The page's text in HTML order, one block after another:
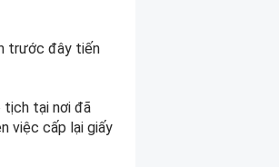
trước đây tiến
tịch tại nơi đã
việc cấp lại giấy